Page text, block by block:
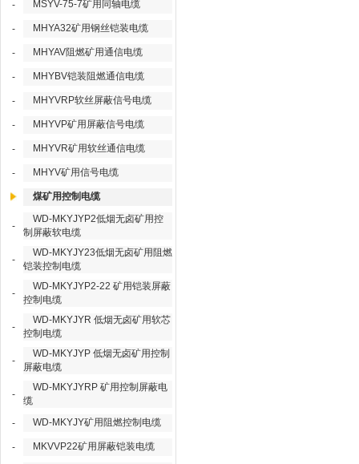
- MSYV-75-7矿用同轴电缆
- MHYA32矿用钢丝铠装电缆
- MHYAV阻燃矿用通信电缆
- MHYBV铠装阻燃通信电缆
- MHYVRP软丝屏蔽信号电缆
- MHYVP矿用屏蔽信号电缆
- MHYVR矿用软丝通信电缆
- MHYV矿用信号电缆
煤矿用控制电缆
-
WD-MKYJYP2低烟无卤矿用控
制屏蔽软电缆
-
WD-MKYJY23低烟无卤矿用阻燃
铠装控制电缆
-
WD-MKYJYP2-22 矿用铠装屏蔽
控制电缆
-
WD-MKYJYR 低烟无卤矿用软芯
控制电缆
-
WD-MKYJYP 低烟无卤矿用控制
屏蔽电缆
-
WD-MKYJYRP 矿用控制屏蔽电
缆
-
WD-MKYJY矿用阻燃控制电缆
- MKVVP22矿用屏蔽铠装电缆